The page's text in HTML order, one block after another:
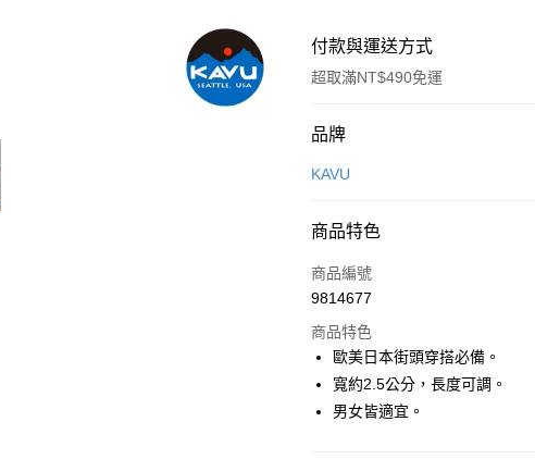
付款與運送方式
超取滿NT$490免運
付款方式
信用卡一次付款
合作金庫商業銀行
華南商業銀行
上海商業儲蓄銀行
國泰世華商業銀行
臺灣中小企業銀行
聯邦商業銀行
超商取貨付款
LINE Pay
Apple Pay
ATM付款
品牌
KAVU
商品特色
商品編號
9814677
商品特色
歐美日本街頭穿搭必備。
寬約2.5公分，長度可調。
男女皆適宜。